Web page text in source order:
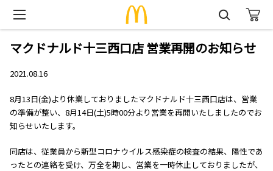
マクドナルド十三西口店 営業再開のお知らせ
2021.08.16
8月13日(金)より休業しておりましたマクドナルド十三西口店は、営業
の準備が整い、8月14日(土)5時00分より営業を再開いたしましたのでお
知らせいたします。
同店は、従業員から新型コロナウイルス感染症の検査の結果、陽性であ
ったとの連絡を受け、万全を期し、営業を一時休止しておりましたが、